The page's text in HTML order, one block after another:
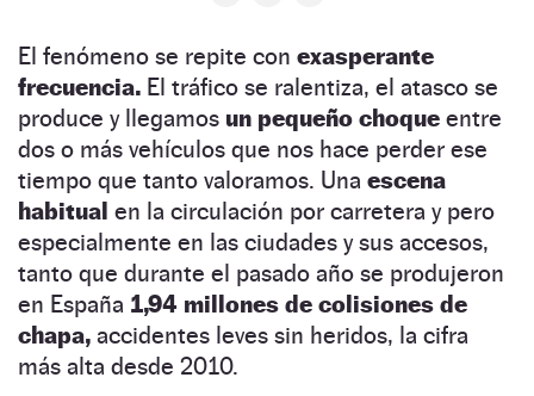
El fenómeno se repite con exasperante
frecuencia. El tráfico se ralentiza, el atasco se
produce y llegamos un pequeño choque entre
dos o más vehículos que nos hace perder ese
tiempo que tanto valoramos. Una escena
habitual en la circulación por carretera y pero
especialmente en las ciudades y sus accesos,
tanto que durante el pasado año se produjeron
en España 1,94 millones de colisiones de
chapa, accidentes leves sin heridos, la cifra
más alta desde 2010.